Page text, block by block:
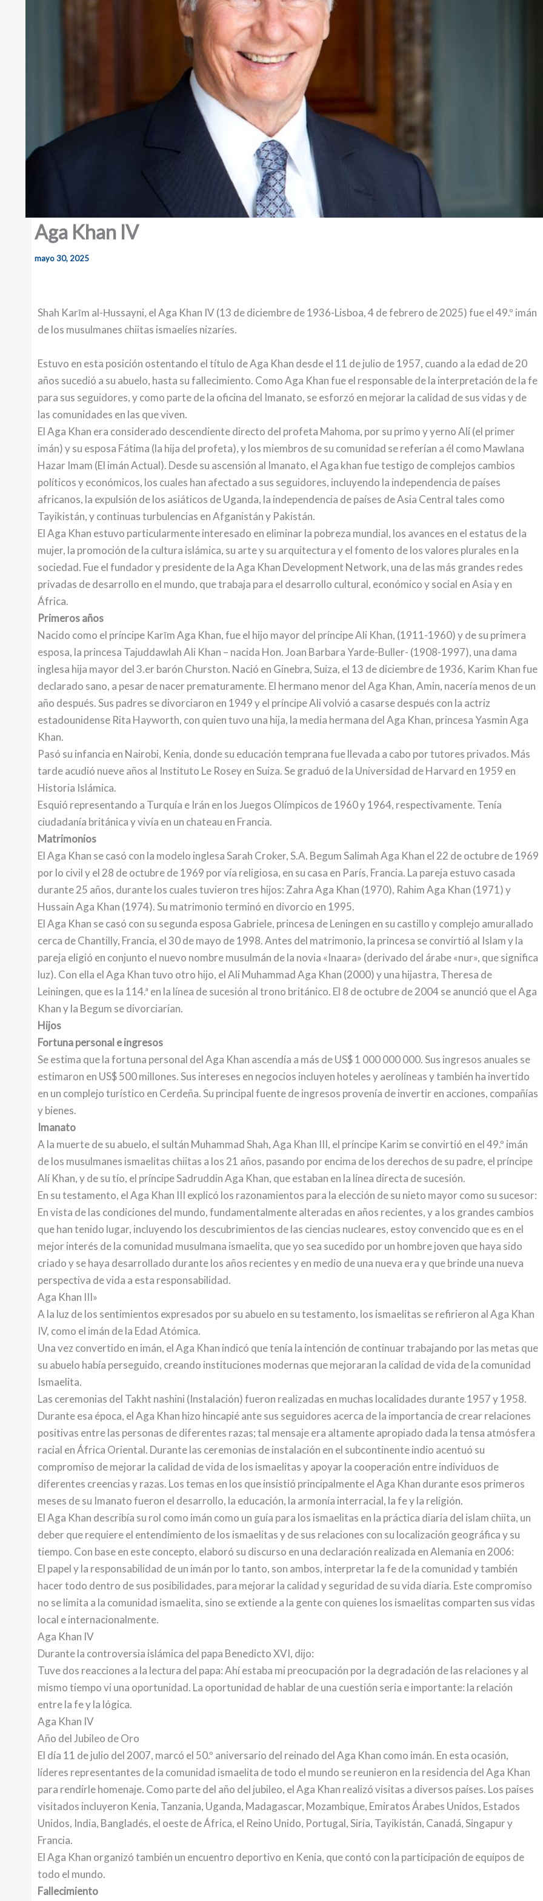
Aga Khan IV
mayo 30, 2025
Shah Karīm al-Ḥussayni, el Aga Khan IV (13 de diciembre de 1936-Lisboa, 4 de febrero de 2025) fue el 49.º imán
de los musulmanes chiitas ismaelíes nizaríes.
Estuvo en esta posición ostentando el título de Aga Khan desde el 11 de julio de 1957, cuando a la edad de 20
años sucedió a su abuelo, hasta su fallecimiento. Como Aga Khan fue el responsable de la interpretación de la fe
para sus seguidores, y como parte de la oficina del Imanato, se esforzó en mejorar la calidad de sus vidas y de
las comunidades en las que viven.
El Aga Khan era considerado descendiente directo del profeta Mahoma, por su primo y yerno Alí (el primer
imán) y su esposa Fátima (la hija del profeta), y los miembros de su comunidad se referían a él como Mawlana
Hazar Imam (El imán Actual). Desde su ascensión al Imanato, el Aga khan fue testigo de complejos cambios
políticos y económicos, los cuales han afectado a sus seguidores, incluyendo la independencia de países
africanos, la expulsión de los asiáticos de Uganda, la independencia de países de Asia Central tales como
Tayikistán, y continuas turbulencias en Afganistán y Pakistán.
El Aga Khan estuvo particularmente interesado en eliminar la pobreza mundial, los avances en el estatus de la
mujer, la promoción de la cultura islámica, su arte y su arquitectura y el fomento de los valores plurales en la
sociedad. Fue el fundador y presidente de la Aga Khan Development Network, una de las más grandes redes
privadas de desarrollo en el mundo, que trabaja para el desarrollo cultural, económico y social en Asia y en
África.
Primeros años
Nacido como el príncipe Karīm Aga Khan, fue el hijo mayor del príncipe Ali Khan, (1911-1960) y de su primera
esposa, la princesa Tajuddawlah Ali Khan – nacida Hon. Joan Barbara Yarde-Buller- (1908-1997), una dama
inglesa hija mayor del 3.er barón Churston. Nació en Ginebra, Suiza, el 13 de diciembre de 1936, Karim Khan fue
declarado sano, a pesar de nacer prematuramente. El hermano menor del Aga Khan, Amin, nacería menos de un
año después. Sus padres se divorciaron en 1949 y el príncipe Ali volvió a casarse después con la actriz
estadounidense Rita Hayworth, con quien tuvo una hija, la media hermana del Aga Khan, princesa Yasmin Aga
Khan.
Pasó su infancia en Nairobi, Kenia, donde su educación temprana fue llevada a cabo por tutores privados. Más
tarde acudió nueve años al Instituto Le Rosey en Suiza. Se graduó de la Universidad de Harvard en 1959 en
Historia Islámica.
Esquió representando a Turquía e Irán en los Juegos Olímpicos de 1960 y 1964, respectivamente. Tenía
ciudadanía británica y vivía en un chateau en Francia.
Matrimonios
El Aga Khan se casó con la modelo inglesa Sarah Croker, S.A. Begum Salimah Aga Khan el 22 de octubre de 1969
por lo civil y el 28 de octubre de 1969 por vía religiosa, en su casa en París, Francia. La pareja estuvo casada
durante 25 años, durante los cuales tuvieron tres hijos: Zahra Aga Khan (1970), Rahim Aga Khan (1971) y
Hussain Aga Khan (1974). Su matrimonio terminó en divorcio en 1995.
El Aga Khan se casó con su segunda esposa Gabriele, princesa de Leningen en su castillo y complejo amurallado
cerca de Chantilly, Francia, el 30 de mayo de 1998. Antes del matrimonio, la princesa se convirtió al Islam y la
pareja eligió en conjunto el nuevo nombre musulmán de la novia «Inaara» (derivado del árabe «nur», que significa
luz). Con ella el Aga Khan tuvo otro hijo, el Ali Muhammad Aga Khan (2000) y una hijastra, Theresa de
Leiningen, que es la 114.ª en la línea de sucesión al trono británico. El 8 de octubre de 2004 se anunció que el Aga
Khan y la Begum se divorciarían.
Hijos
Fortuna personal e ingresos
Se estima que la fortuna personal del Aga Khan ascendía a más de US$ 1 000 000 000. Sus ingresos anuales se
estimaron en US$ 500 millones. Sus intereses en negocios incluyen hoteles y aerolíneas y también ha invertido
en un complejo turístico en Cerdeña. Su principal fuente de ingresos provenía de invertir en acciones, compañías
y bienes.
Imanato
A la muerte de su abuelo, el sultán Muhammad Shah, Aga Khan III, el príncipe Karim se convirtió en el 49.º imán
de los musulmanes ismaelitas chiitas a los 21 años, pasando por encima de los derechos de su padre, el príncipe
Alí Khan, y de su tío, el príncipe Sadruddin Aga Khan, que estaban en la línea directa de sucesión.
En su testamento, el Aga Khan III explicó los razonamientos para la elección de su nieto mayor como su sucesor:
En vista de las condiciones del mundo, fundamentalmente alteradas en años recientes, y a los grandes cambios
que han tenido lugar, incluyendo los descubrimientos de las ciencias nucleares, estoy convencido que es en el
mejor interés de la comunidad musulmana ismaelita, que yo sea sucedido por un hombre joven que haya sido
criado y se haya desarrollado durante los años recientes y en medio de una nueva era y que brinde una nueva
perspectiva de vida a esta responsabilidad.
Aga Khan III»
A la luz de los sentimientos expresados por su abuelo en su testamento, los ismaelitas se refirieron al Aga Khan
IV, como el imán de la Edad Atómica.
Una vez convertido en imán, el Aga Khan indicó que tenía la intención de continuar trabajando por las metas que
su abuelo había perseguido, creando instituciones modernas que mejoraran la calidad de vida de la comunidad
Ismaelita.
Las ceremonias del Takht nashini (Instalación) fueron realizadas en muchas localidades durante 1957 y 1958.
Durante esa época, el Aga Khan hizo hincapié ante sus seguidores acerca de la importancia de crear relaciones
positivas entre las personas de diferentes razas; tal mensaje era altamente apropiado dada la tensa atmósfera
racial en África Oriental. Durante las ceremonias de instalación en el subcontinente indio acentuó su
compromiso de mejorar la calidad de vida de los ismaelitas y apoyar la cooperación entre individuos de
diferentes creencias y razas. Los temas en los que insistió principalmente el Aga Khan durante esos primeros
meses de su Imanato fueron el desarrollo, la educación, la armonía interracial, la fe y la religión.
El Aga Khan describía su rol como imán como un guía para los ismaelitas en la práctica diaria del islam chiita, un
deber que requiere el entendimiento de los ismaelitas y de sus relaciones con su localización geográfica y su
tiempo. Con base en este concepto, elaboró su discurso en una declaración realizada en Alemania en 2006:
El papel y la responsabilidad de un imán por lo tanto, son ambos, interpretar la fe de la comunidad y también
hacer todo dentro de sus posibilidades, para mejorar la calidad y seguridad de su vida diaria. Este compromiso
no se limita a la comunidad ismaelita, sino se extiende a la gente con quienes los ismaelitas comparten sus vidas
local e internacionalmente.
Aga Khan IV
Durante la controversia islámica del papa Benedicto XVI, dijo:
Tuve dos reacciones a la lectura del papa: Ahí estaba mi preocupación por la degradación de las relaciones y al
mismo tiempo vi una oportunidad. La oportunidad de hablar de una cuestión seria e importante: la relación
entre la fe y la lógica.
Aga Khan IV
Año del Jubileo de Oro
El día 11 de julio del 2007, marcó el 50.º aniversario del reinado del Aga Khan como imán. En esta ocasión,
líderes representantes de la comunidad ismaelita de todo el mundo se reunieron en la residencia del Aga Khan
para rendirle homenaje. Como parte del año del jubileo, el Aga Khan realizó visitas a diversos países. Los países
visitados incluyeron Kenia, Tanzania, Uganda, Madagascar, Mozambique, Emiratos Árabes Unidos, Estados
Unidos, India, Bangladés, el oeste de África, el Reino Unido, Portugal, Siria, Tayikistán, Canadá, Singapur y
Francia.
El Aga Khan organizó también un encuentro deportivo en Kenia, que contó con la participación de equipos de
todo el mundo.
Fallecimiento